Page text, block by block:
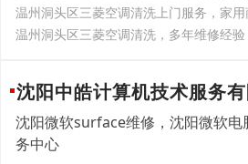
温州洞头区三菱空调清洗，多年维修经
沈阳中皓计算机技术服务
沈阳微软surface维修，沈阳微软电
务中心